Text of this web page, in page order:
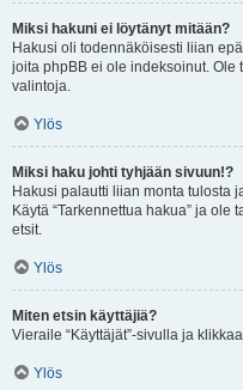
Miksi hakuni ei löytänyt mitään?
Hakusi oli todennäköisesti liian
joita phpBB ei ole indeksoinut. Ole
valintoja.
Ylös
Miksi haku johti tyhjään sivuun!?
Hakusi palautti liian monta tulosta
Käytä “Tarkennettua hakua” ja
etsit.
Ylös
Miten etsin käyttäjiä?
Vieraile “Käyttäjät”-sivulla ja
Ylös